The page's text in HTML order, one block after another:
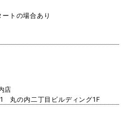
トの場合あり
店
丸の内二丁目ビルディング1F